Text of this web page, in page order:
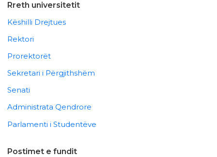
Rreth universitetit
Këshilli Drejtues
Rektori
Prorektorët
Sekretari i Përgjithshëm
Senati
Administrata Qendrore
Parlamenti i Studentëve
Postimet e fundit